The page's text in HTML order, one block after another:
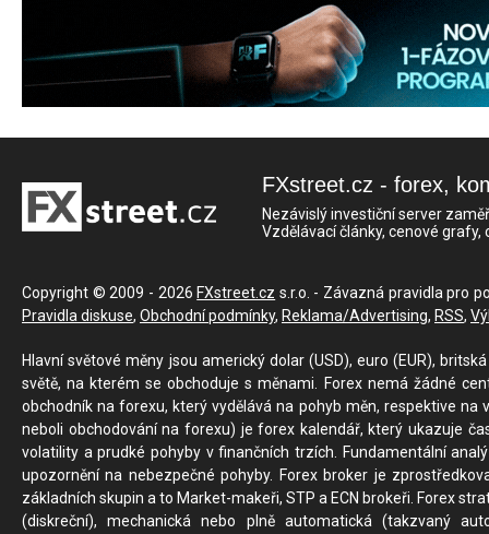
FXstreet.cz - forex,
Nezávislý investiční server
Vzdělávací články, cenové
Copyright © 2009 - 2026 FXstreet.cz s.r.o. - Závazná pravidla pro
Pravidla diskuse, Obchodní podmínky, Reklama/Advertising, RSS,
Hlavní světové měny jsou americký dolar (USD), euro (EUR),
světě, na kterém se obchoduje s měnami. Forex nemá žádné
obchodník na forexu, který vydělává na pohyb měn, respektive
neboli obchodování na forexu) je forex kalendář, který ukazuje
volatility a prudké pohyby v finančních trzích. Fundamentální
upozornění na nebezpečné pohyby. Forex broker je
základních skupin a to Market-makeři, STP a ECN brokeři. Forex
(diskreční), mechanická nebo plně automatická (takzvaný